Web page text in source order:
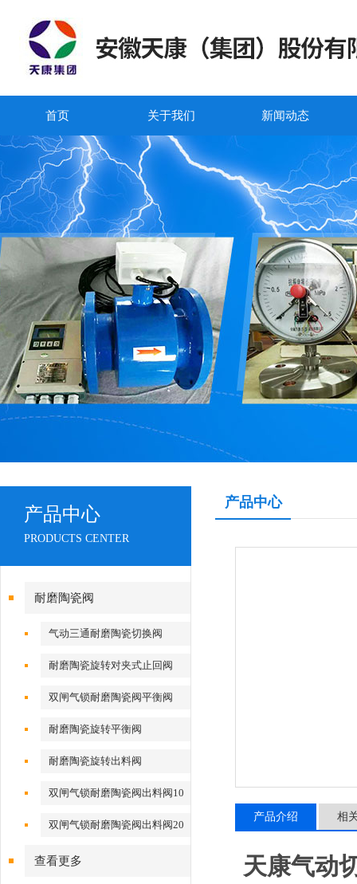
首页 关于我们 新闻动态
产品中心
PRODUCTS CENTER
耐磨陶瓷阀
气动三通耐磨陶瓷切换阀
耐磨陶瓷旋转对夹式止回阀
双闸气锁耐磨陶瓷阀平衡阀
耐磨陶瓷旋转平衡阀
耐磨陶瓷旋转出料阀
双闸气锁耐磨陶瓷阀出料阀10
双闸气锁耐磨陶瓷阀出料阀20
查看更多
产品中心
产品介绍 相
天康气动